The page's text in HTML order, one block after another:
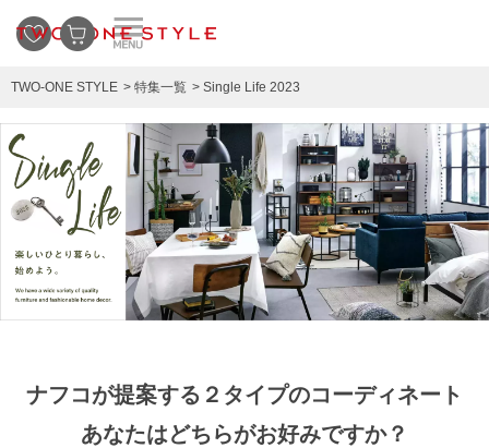
TWO-ONE STYLE 特集一覧 Single Life 2023
ナフコが提案する２タイプのコーディネート
あなたはどちらがお好みですか？